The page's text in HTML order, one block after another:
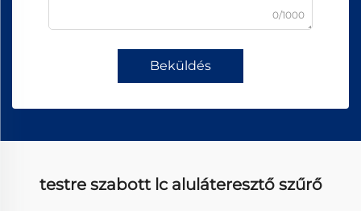
0/1000
Beküldés
testre szabott lc aluláteresztő szűrő